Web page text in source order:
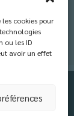
cookies pour
ou les ID
avoir un effet